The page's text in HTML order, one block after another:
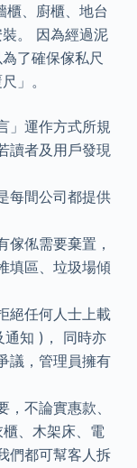
櫃、廚櫃、地台
。 因為經過泥
了確保傢私尺
」。
」運作方式所規
讀者及用戶發現
每間公司都提供
傢俬需要棄置，
填區、垃圾場傾
絕任何人士上載
通知 )， 同時亦
議，管理員擁有
不論實惠款、
、木架床、電
們都可幫客人拆